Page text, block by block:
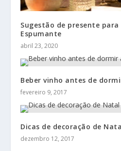
Sugestão de presente para
Espumante
abril 23, 2020
Beber vinho antes de
fevereiro 9, 2017
Dicas de decoração de
dezembro 12, 2017